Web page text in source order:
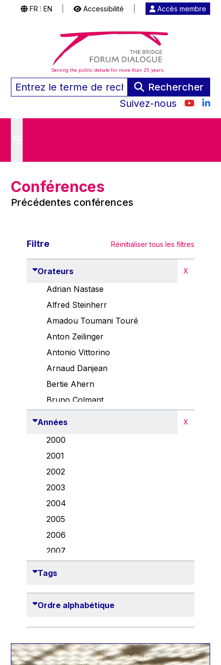
FR EN Accessibilité Accès membre
Serving the public debate for more than 25 years
Rechercher
Suivez-nous
Conférences
Précédentes conférences
Filtre Réinitialiser tous les filtres
Orateurs X
Adrian Nastase
Alfred Steinherr
Amadou Toumani Touré
Anton Zeilinger
Antonio Vittorino
Arnaud Danjean
Bertie Ahern
Bruno Colmant
Frederica Mogherini
Gaston Reinesch
Gil Carlos Rodrigues Iglesias
Günther Verheugen
Années X
2000
2001
2002
2003
2004
2005
2006
2007
2012
2013
2014
Tags
Ordre alphabétique